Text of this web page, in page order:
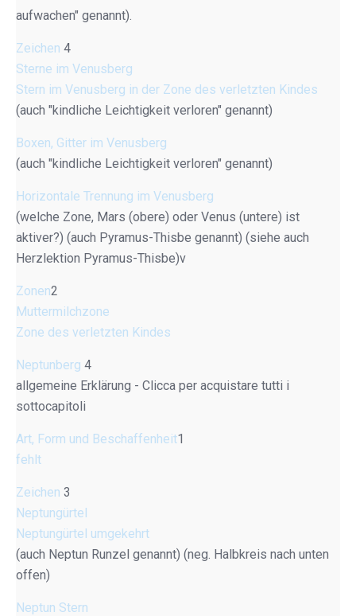
aufwachen" genannt).
Zeichen 4
Sterne im Venusberg
Stern im Venusberg in der Zone des verletzten Kindes
(auch "kindliche Leichtigkeit verloren" genannt)
Boxen, Gitter im Venusberg
(auch "kindliche Leichtigkeit verloren" genannt)
Horizontale Trennung im Venusberg
(welche Zone, Mars (obere) oder Venus (untere) ist
aktiver?) (auch Pyramus-Thisbe genannt) (siehe auch
Herzlektion Pyramus-Thisbe)v
Zonen2
Muttermilchzone
Zone des verletzten Kindes
Neptunberg 4
allgemeine Erklärung - Clicca per acquistare tutti i
sottocapitoli
Art, Form und Beschaffenheit1
fehlt
Zeichen 3
Neptungürtel
Neptungürtel umgekehrt
(auch Neptun Runzel genannt) (neg. Halbkreis nach unten
offen)
Neptun Stern